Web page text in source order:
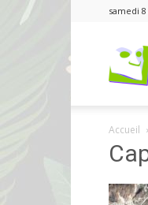
samedi 8
Accueil